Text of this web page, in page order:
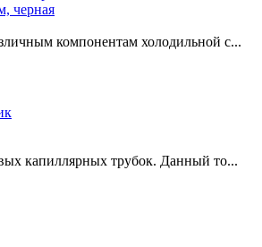
черная
компонентам холодильной с...
капиллярных трубок. Данный то...